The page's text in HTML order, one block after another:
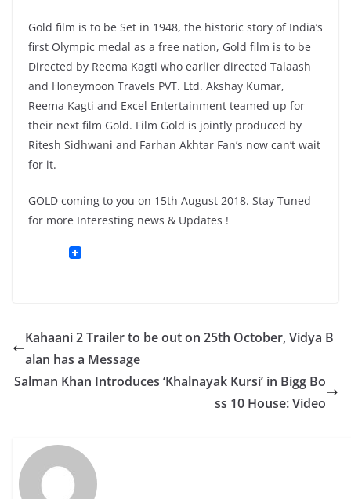
Gold film is to be Set in 1948, the historic story of India’s
first Olympic medal as a free nation, Gold film is to be
Directed by Reema Kagti who earlier directed Talaash
and Honeymoon Travels PVT. Ltd. Akshay Kumar,
Reema Kagti and Excel Entertainment teamed up for
their next film Gold. Film Gold is jointly produced by
Ritesh Sidhwani and Farhan Akhtar Fan’s now can’t wait
for it.
GOLD coming to you on 15th August 2018. Stay Tuned
for more Interesting news & Updates !
Kahaani 2 Trailer to be out on 25th October, Vidya B
alan has a Message
Salman Khan Introduces ‘Khalnayak Kursi’ in Bigg Bo
ss 10 House: Video